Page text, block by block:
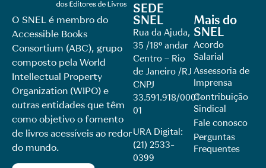
O SNEL é membro do
Accessible Books
Consortium (ABC), grupo
composto pela World
Intellectual Property
Organization (WIPO) e
outras entidades que têm
como objetivo o fomento
de livros acessíveis ao redor
do mundo.
SEDE
SNEL
Rua da Ajuda,
35 /18º andar
Centro – Rio
de Janeiro /RJ
CNPJ
33.591.918/0001-
01
URA Digital:
(21) 2533-
0399
Mais do
SNEL
Acordo
Salarial
Assessoria de
Imprensa
Contribuição
Sindical
Fale conosco
Perguntas
Frequentes